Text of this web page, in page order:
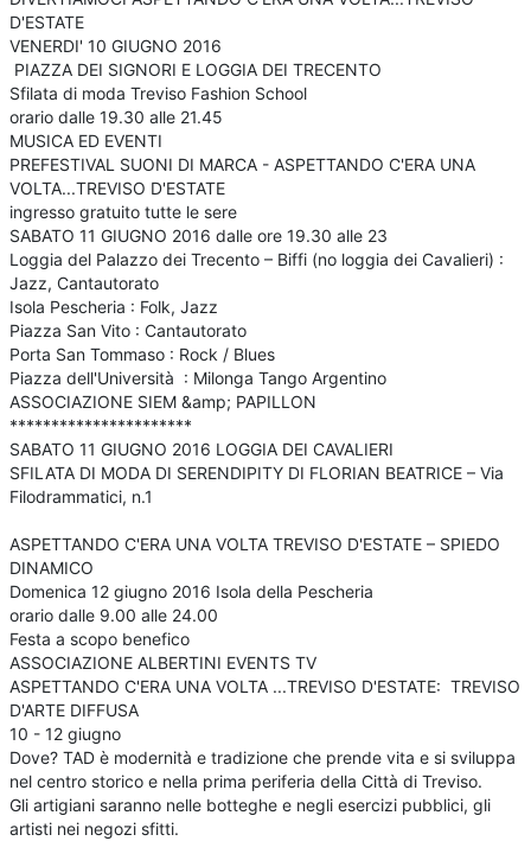
D'ESTATE
VENERDI' 10 GIUGNO 2016
PIAZZA DEI SIGNORI E LOGGIA DEI TRECENTO
Sfilata di moda Treviso Fashion School
orario dalle 19.30 alle 21.45
MUSICA ED EVENTI
PREFESTIVAL SUONI DI MARCA - ASPETTANDO C'ERA UNA
VOLTA...TREVISO D'ESTATE
ingresso gratuito tutte le sere
SABATO 11 GIUGNO 2016 dalle ore 19.30 alle 23
Loggia del Palazzo dei Trecento – Biffi (no loggia dei Cavalieri) :
Jazz, Cantautorato
Isola Pescheria : Folk, Jazz
Piazza San Vito : Cantautorato
Porta San Tommaso : Rock / Blues
Piazza dell'Università : Milonga Tango Argentino
ASSOCIAZIONE SIEM &amp; PAPILLON
**********************
SABATO 11 GIUGNO 2016 LOGGIA DEI CAVALIERI
SFILATA DI MODA DI SERENDIPITY DI FLORIAN BEATRICE – Via
Filodrammatici, n.1
ASPETTANDO C'ERA UNA VOLTA TREVISO D'ESTATE – SPIEDO
DINAMICO
Domenica 12 giugno 2016 Isola della Pescheria
orario dalle 9.00 alle 24.00
Festa a scopo benefico
ASSOCIAZIONE ALBERTINI EVENTS TV
ASPETTANDO C'ERA UNA VOLTA ...TREVISO D'ESTATE: TREVISO
D'ARTE DIFFUSA
10 - 12 giugno
Dove? TAD è modernità e tradizione che prende vita e si sviluppa
nel centro storico e nella prima periferia della Città di Treviso.
Gli artigiani saranno nelle botteghe e negli esercizi pubblici, gli
artisti nei negozi sfitti.